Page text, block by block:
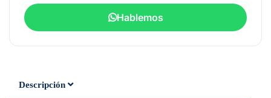
Hablemos
Descripción